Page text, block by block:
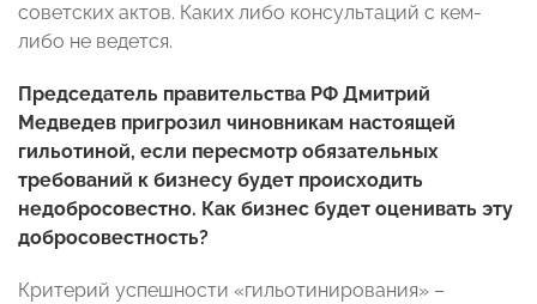
советских актов. Каких либо консультаций с кем-
либо не ведется.
Председатель правительства РФ Дмитрий
Медведев пригрозил чиновникам настоящей
гильотиной, если пересмотр обязательных
требований к бизнесу будет происходить
недобросовестно. Как бизнес будет оценивать эту
добросовестность?
Критерий успешности «гильотинирования» –